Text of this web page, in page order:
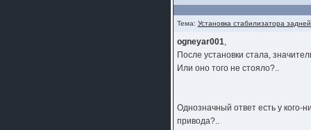
Тема: Установка стабилизатора
ogneyar001,
После установки стала,
Или оно того не стояло?..
Однозначный ответ есть у кого-
привода?..